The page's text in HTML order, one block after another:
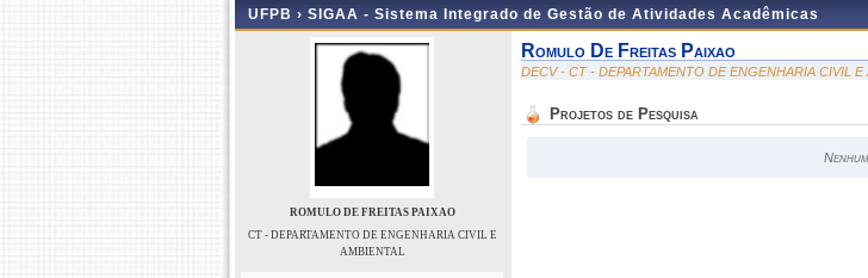
UFPB › SIGAA - Sistema Integrado de Gestão de Atividades Acadêmicas
ROMULO DE FREITAS PAIXAO
CT - DEPARTAMENTO DE ENGENHARIA CIVIL E
AMBIENTAL
Romulo De Freitas Paixao
DECV - CT - DEPARTAMENTO DE ENGENHARIA CIVIL E
Projetos de Pesquisa